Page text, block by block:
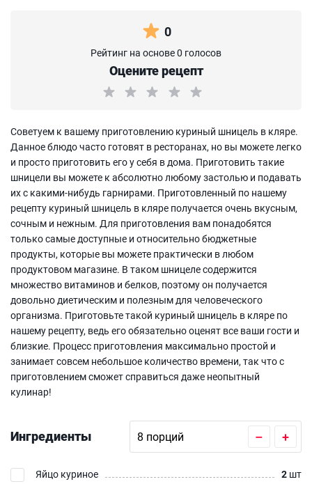
0
Рейтинг на основе 0 голосов
Оцените рецепт
Советуем к вашему приготовлению куриный шницель в кляре.
Данное блюдо часто готовят в ресторанах, но вы можете легко
и просто приготовить его у себя в дома. Приготовить такие
шницели вы можете к абсолютно любому застолью и подавать
их с какими-нибудь гарнирами. Приготовленный по нашему
рецепту куриный шницель в кляре получается очень вкусным,
сочным и нежным. Для приготовления вам понадобятся
только самые доступные и относительно бюджетные
продукты, которые вы можете практически в любом
продуктовом магазине. В таком шницеле содержится
множество витаминов и белков, поэтому он получается
довольно диетическим и полезным для человеческого
организма. Приготовьте такой куриный шницель в кляре по
нашему рецепту, ведь его обязательно оценят все ваши гости и
близкие. Процесс приготовления максимально простой и
занимает совсем небольшое количество времени, так что с
приготовлением сможет справиться даже неопытный
кулинар!
Ингредиенты – +
Яйцо куриное 2 шт